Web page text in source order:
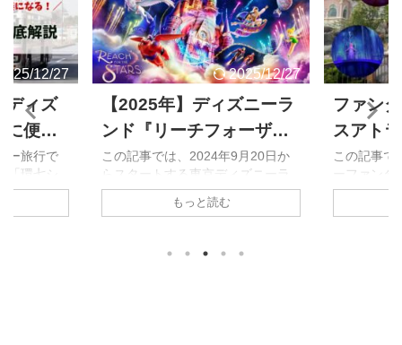
12/27
ディズ
に便利
ブンを
ー旅行で
「環七シ
ブン）」
2025/12/27
【2025年】ディズニーラ
ンド『リーチフォーザス
ターズ』は何時から？鑑
この記事では、2024年9月20日か
らスタートする東京ディズニーラ
ンドのシンデレラ城で開催される
『リーチフォーザスターズ』の開
もっと読む
ファン
スアト
【フル
この記事で
ーファン
トラクショ